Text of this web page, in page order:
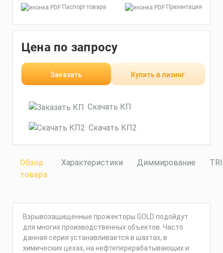
Паспорт товара Презентация
Цена по запросу
Заказать Купить в лизинг
Скачать КП
Скачать КП2
Обзор
товара
Характеристики Диммирование
Взрывозащищенные прожекторы GOLD подойдут
для многих производственных объектов. Часто
данная серия устанавливается в шахтах, в
химических цехах, на нефтеперерабатывающих и